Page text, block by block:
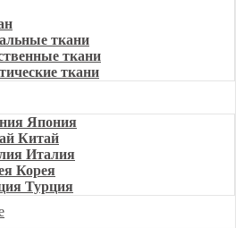
ткани
ткани
ткани
Япония
Китай
Италия
Корея
Турция